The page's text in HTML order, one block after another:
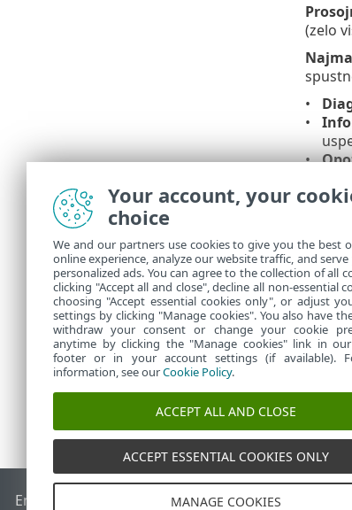
(zelo
V
End of Life Zbirka znanja družbe ESETForum družbe
Your account, your
choice
We and our partners use cookies to give you the best
online experience, analyze our website traffic, and
personalized ads. You can agree to the collection of all
clicking "Accept all and close", decline all non-essential
choosing "Accept essential cookies only", or adjust
settings by clicking "Manage cookies". You also have
withdraw your consent or change your cookie
anytime by clicking the "Manage cookies" link in
footer or in your account settings (if available).
information, see ourCookie Policy.
ACCEPT ALL AND CLOSE
ACCEPT ESSENTIAL COOKIES ONLY
MANAGE COOKIES